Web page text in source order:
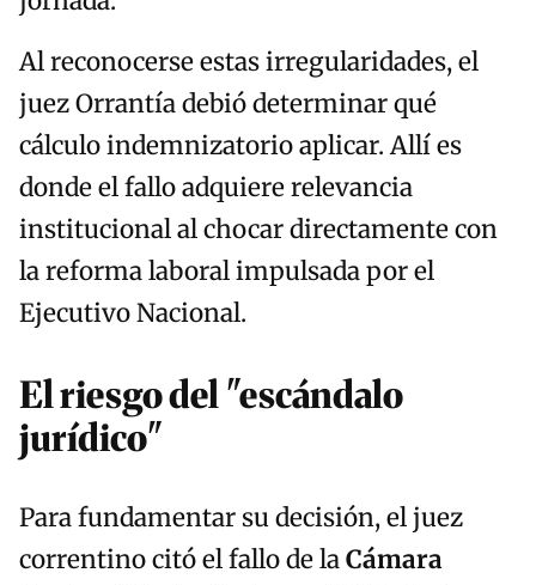
Al reconocerse estas irregularidades, el
juez Orrantía debió determinar qué
cálculo indemnizatorio aplicar. Allí es
donde el fallo adquiere relevancia
institucional al chocar directamente con
la reforma laboral impulsada por el
Ejecutivo Nacional.
El riesgo del "escándalo
jurídico"
Para fundamentar su decisión, el juez
correntino citó el fallo de laCámara